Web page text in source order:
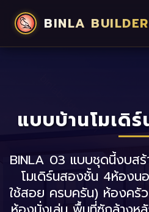
BINLA BUILDER
แบบบ้านโมเดิ
BINLA 03 แบบชุดนี้งบส
โมเดิร์นสองชั้น 4ห้อง
ใช้สอย ครบครัน) ห้องครั